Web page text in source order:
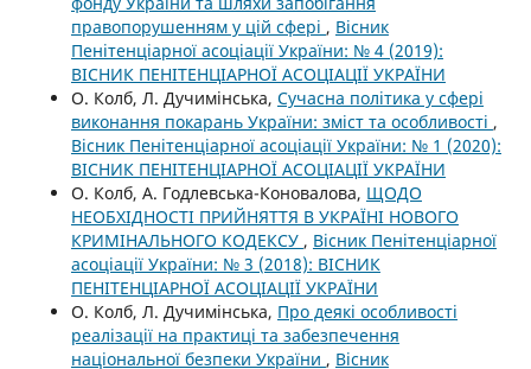
правопорушенням у цій сфері , Вісник
Пенітенціарної асоціації України: № 4 (2019):
ВІСНИК ПЕНІТЕНЦІАРНОЇ АСОЦІАЦІЇ УКРАЇНИ
О. Колб, Л. Дучимінська, Сучасна політика у сфері
виконання покарань України: зміст та особливості ,
Вісник Пенітенціарної асоціації України: № 1 (2020):
ВІСНИК ПЕНІТЕНЦІАРНОЇ АСОЦІАЦІЇ УКРАЇНИ
О. Колб, А. Годлевська-Коновалова, ЩОДО
НЕОБХІДНОСТІ ПРИЙНЯТТЯ В УКРАЇНІ НОВОГО
КРИМІНАЛЬНОГО КОДЕКСУ , Вісник Пенітенціарної
асоціації України: № 3 (2018): ВІСНИК
ПЕНІТЕНЦІАРНОЇ АСОЦІАЦІЇ УКРАЇНИ
О. Колб, Л. Дучимінська, Про деякі особливості
реалізації на практиці та забезпечення
національної безпеки України , Вісник